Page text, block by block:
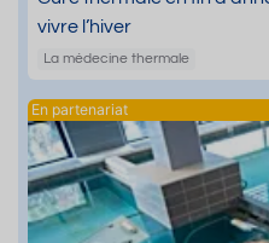
vivre l’hiver
La médecine thermale